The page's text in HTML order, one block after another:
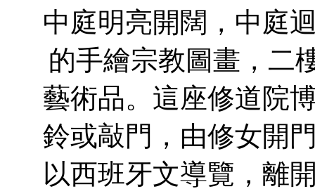
中庭明亮開闊，中庭
的手繪宗教圖畫，二
藝術品。這座修道院
鈴或敲門，由修女開
以西班牙文導覽，離